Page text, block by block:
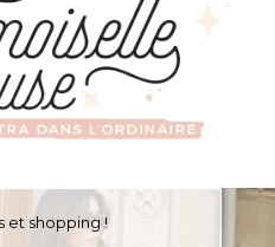
et shopping !